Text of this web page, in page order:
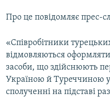
УКРАЇНСЬКА ПРОБЛЕМА КРИМУ
ІНФОГРАФІКА
ДОЛУЧАЙСЯ!
Усі сайти RFE/RL
Про це повідомляє прес-
«Співробітники
відмовляються
засоби, що здійснюють
Україною й Туреччиною
сполученні на підставі